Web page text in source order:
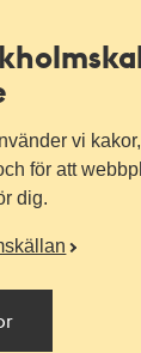
vi
för att
dig.